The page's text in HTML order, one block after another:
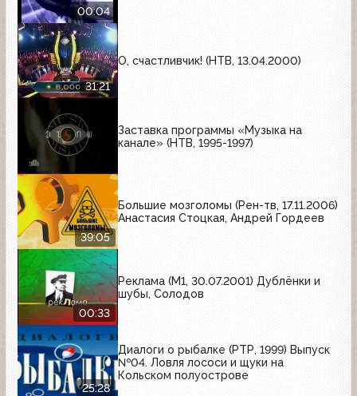
00:04
31:21
О, счастливчик! (НТВ, 13.04.2000)
Заставка программы «Музыка на
канале» (НТВ, 1995-1997)
39:05
Большие мозголомы (Рен-тв, 17.11.2006)
Анастасия Стоцкая, Андрей Гордеев
00:33
Реклама (М1, 30.07.2001) Дублёнки и
шубы, Солодов
25:28
Диалоги о рыбалке (РТР, 1999) Выпуск
№04. Ловля лососи и щуки на
Кольском полуострове